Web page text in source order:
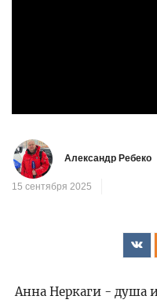
Александр Ребеко
15 сентября 2025
Анна Неркаги - душа